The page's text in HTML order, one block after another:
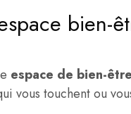
bien-
espace de bien-être
vous touchent ou